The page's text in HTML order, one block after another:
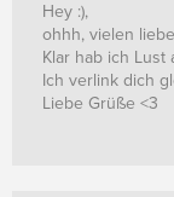
Hey :),
ohhh, vielen
Klar hab ich Lust
Ich verlink dich
Liebe Grüße <3